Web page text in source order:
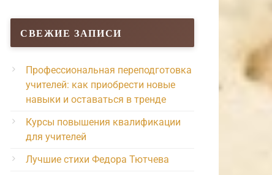
СВЕЖИЕ ЗАПИСИ
Профессиональная переподготовка
учителей: как приобрести новые
навыки и оставаться в тренде
Курсы повышения квалификации
для учителей
Лучшие стихи Федора Тютчева